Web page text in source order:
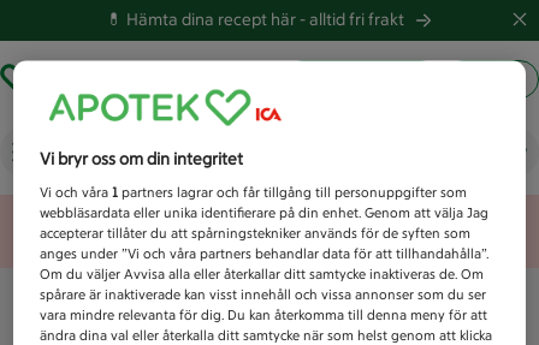
💊 Hämta dina recept här -alltid fri frakt
Vad letar du efter idag?
Unknown error
Vi bryr oss om din integritet
Vi och våra1 partners lagrar och får tillgång till personuppgifter som
webbläsardata eller unika identifierare på din enhet. Genom att välja Jag
accepterar tillåter du att spårningstekniker används för de syften som
anges under ”Vi och våra partners behandlar data för att tillhandahålla”.
Om du väljer Avvisa alla eller återkallar ditt samtycke inaktiveras de. Om
spårare är inaktiverade kan visst innehåll och vissa annonser som du ser
vara mindre relevanta för dig. Du kan återkomma till denna meny för att
ändra dina val eller återkalla ditt samtycke när som helst genom att klicka